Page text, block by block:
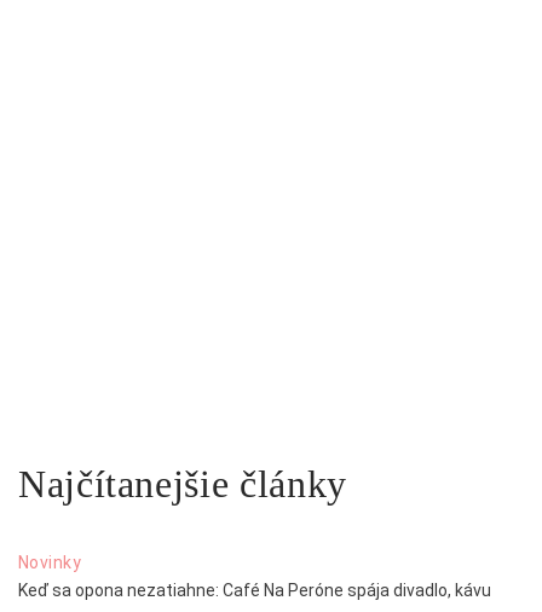
Najčítanejšie články
Novinky
Keď sa opona nezatiahne: Café Na Peróne spája divadlo, kávu